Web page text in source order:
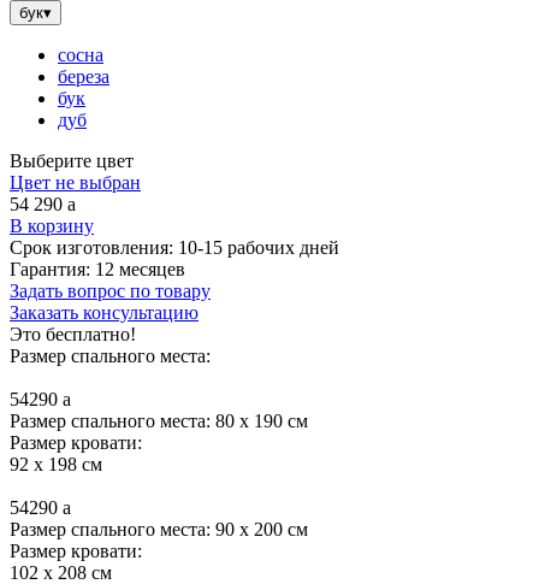
бук▾
сосна
береза
бук
дуб
Выберите цвет
Цвет не выбран
54 290 a
В корзину
Срок изготовления: 10-15 рабочих дней
Гарантия: 12 месяцев
Задать вопрос по товару
Заказать консультацию
Это бесплатно!
Размер спального места:
54290 a
Размер спального места: 80 x 190 см
Размер кровати:
92 x 198 см
54290 a
Размер спального места: 90 x 200 см
Размер кровати:
102 x 208 см